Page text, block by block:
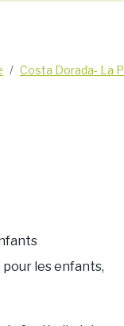
Costa Dorada- La
les enfants,